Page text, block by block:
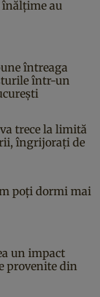
înălțime au
întreaga
într-un
trece la limită
îngrijorați de
poți dormi mai
un impact
provenite din